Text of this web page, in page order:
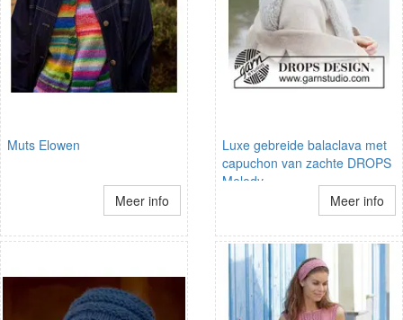
Muts Elowen
Meer info
Luxe gebreide balaclava met
capuchon van zachte DROPS
Melody
Meer info